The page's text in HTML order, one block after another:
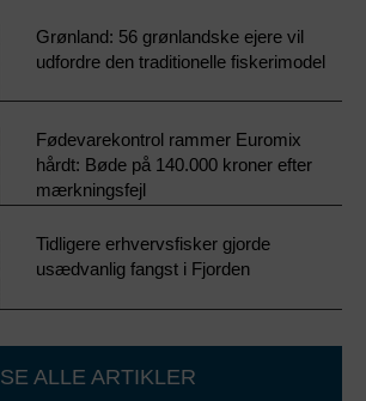
Grønland: 56 grønlandske ejere vil
udfordre den traditionelle fiskerimodel
Fødevarekontrol rammer Euromix
hårdt: Bøde på 140.000 kroner efter
mærkningsfejl
Tidligere erhvervsfisker gjorde
usædvanlig fangst i Fjorden
SE ALLE ARTIKLER